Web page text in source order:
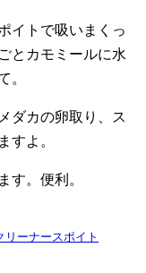
イトで吸いまくっ
とカモミールに水
。
ダカの卵取り、ス
すよ。
す。便利。
ーナースポイト